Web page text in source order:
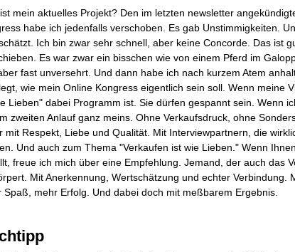
mein aktuelles Projekt? Den im letzten newsletter
habe ich jedenfalls verschoben. Es gab Unstimmigkeiten.
Ich bin zwar sehr schnell, aber keine Concorde. Das ist
Es war zwar ein bisschen wie von einem Pferd im
fast unversehrt. Und dann habe ich nach kurzem Atem
wie mein Online Kongress eigentlich sein soll. Wenn meine
Lieben" dabei Programm ist. Sie dürfen gespannt sein. Wenn
zweiten Anlauf ganz meins. Ohne Verkaufsdruck, ohne
mit Respekt, Liebe und Qualität. Mit Interviewpartnern, die
Und auch zum Thema "Verkaufen ist wie Lieben." Wenn
freue ich mich über eine Empfehlung. Jemand, der auch das
Mit Anerkennung, Wertschätzung und echter Verbindung.
Spaß, mehr Erfolg. Und dabei doch mit meßbarem Ergebnis.